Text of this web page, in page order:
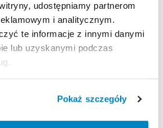
udostępniamy partnerom
i analitycznym.
te informacje z innymi danymi
lub uzyskanymi podczas
Pokaż szczegóły
za wypożyczenie tego